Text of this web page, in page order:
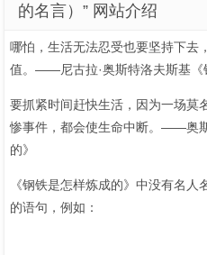
的名言）” 网站介绍
哪怕，生活无法忍受也要坚持下去
值。――尼古拉·奥斯特洛夫斯基《
要抓紧时间赶快生活，因为一场莫
惨事件，都会使生命中断。——奥
的》
《钢铁是怎样炼成的》中没有名
的语句，例如：